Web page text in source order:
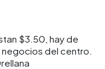
$3.50, hay de
del centro.